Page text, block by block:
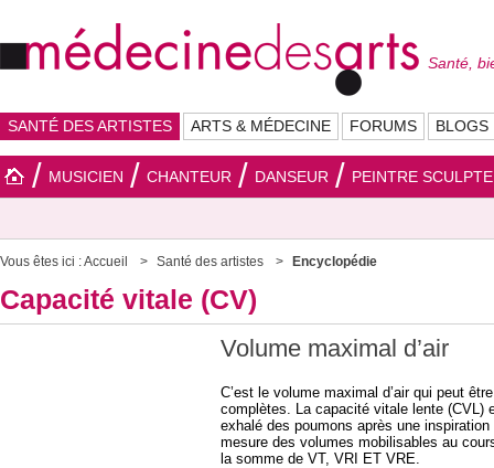
Santé,
SANTÉ DES ARTISTES ARTS & MÉDECINE FORUMS BLOGS
MUSICIEN CHANTEUR DANSEUR PEINTRE
Vous êtes ici :Accueil Santé des artistes Encyclopédie
Capacité vitale (CV)
Volume maximal d’air
C’est le volume maximal d’air qui peut
complètes. La capacité vitale lente (CVL)
exhalé des poumons après une
mesure des volumes mobilisables au
la somme de VT, VRI ET VRE.